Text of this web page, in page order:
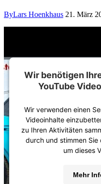
ByLars Hoenkhaus 21. März
Wir benötigen
YouTube
Wir verwenden einen
Videoinhalte
zu Ihren Aktivitäten
durch und stimmen Sie
um dieses
Mehr